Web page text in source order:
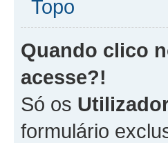
Topo
Quando clico
acesse?!
Só os
formulário